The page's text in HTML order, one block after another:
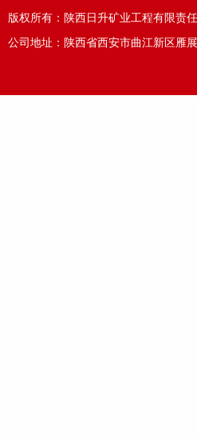
版权所有：陕西日升矿业工程有限责
公司地址：陕西省西安市曲江新区雁